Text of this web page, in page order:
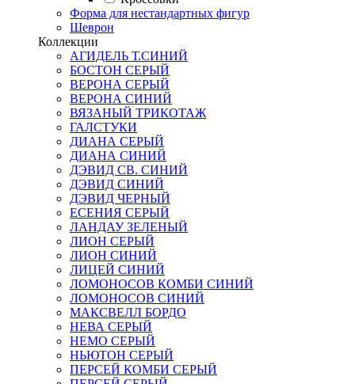
Форма для нестандартных фигур
Шеврон
Коллекции
АГИДЕЛЬ Т.СИНИЙ
БОСТОН СЕРЫЙ
ВЕРОНА СЕРЫЙ
ВЕРОНА СИНИЙ
ВЯЗАНЫЙ ТРИКОТАЖ
ГАЛСТУКИ
ДИАНА СЕРЫЙ
ДИАНА СИНИЙ
ДЭВИД СВ. СИНИЙ
ДЭВИД СИНИЙ
ДЭВИД ЧЕРНЫЙ
ЕСЕНИЯ СЕРЫЙ
ЛАНДАУ ЗЕЛЕНЫЙ
ЛИОН СЕРЫЙ
ЛИОН СИНИЙ
ЛИЦЕЙ СИНИЙ
ЛОМОНОСОВ КОМБИ СИНИЙ
ЛОМОНОСОВ СИНИЙ
МАКСВЕЛЛ БОРДО
НЕВА СЕРЫЙ
НЕМО СЕРЫЙ
НЬЮТОН СЕРЫЙ
ПЕРСЕЙ КОМБИ СЕРЫЙ